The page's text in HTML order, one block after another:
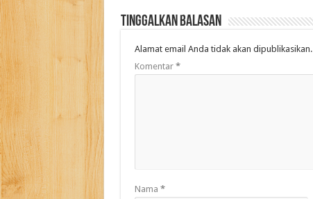
Tinggalkan Balasan
Alamat email Anda tidak akan dipublikasikan.
Komentar *
Nama *